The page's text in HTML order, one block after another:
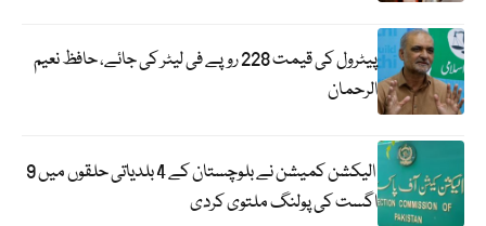
پیٹرول کی قیمت 228 روپے فی لیٹر کی جائے، حافظ نعیم
الرحمان
الیکشن کمیشن نے بلوچستان کے 4 بلدیاتی حلقوں میں 9
اگست کی پولنگ ملتوی کردی